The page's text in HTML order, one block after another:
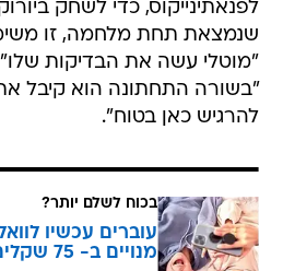
לפנאתינייקוס, כדי לשחק
שנמצאת תחת מלחמה, זו
"מוטלי עשה את הבדיקות
"בשורה התחתונה הוא קיבל
להרגיש כאן בטוח".
בכוח לשלם יותר?
מנויים ב- 75 שקלים